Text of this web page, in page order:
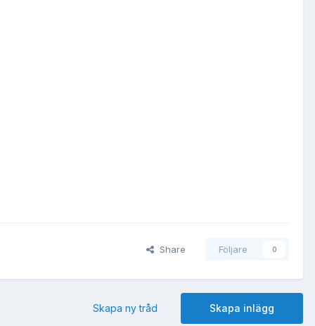
Share Följare 0
Skapa inlägg
Skapa ny tråd